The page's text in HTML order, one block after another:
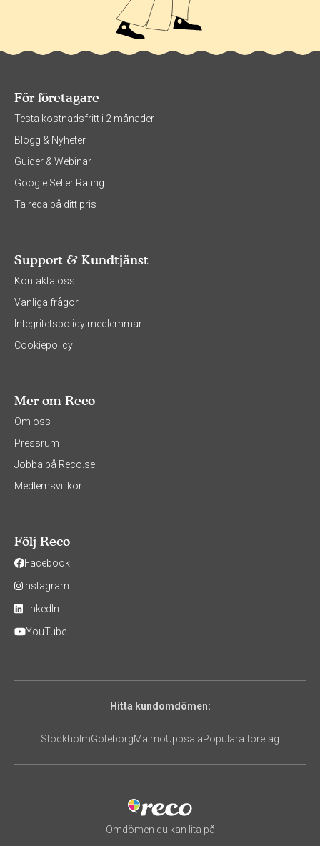
För företagare
Testa kostnadsfritt i 2 månader
Blogg & Nyheter
Guider & Webinar
Google Seller Rating
Ta reda på ditt pris
Support & Kundtjänst
Kontakta oss
Vanliga frågor
Integritetspolicy medlemmar
Cookiepolicy
Mer om Reco
Om oss
Pressrum
Jobba på Reco.se
Medlemsvillkor
Följ Reco
Facebook
Instagram
LinkedIn
YouTube
Hitta kundomdömen:
StockholmGöteborgMalmöUppsalaPopulära företag
Omdömen du kan lita på